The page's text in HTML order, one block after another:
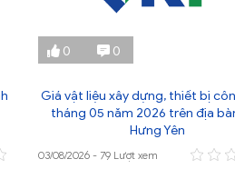
0 0
Giá vật liệu xây dựng, thiết bị
tháng 05 năm 2026 trên địa
Hưng Yên
03/08/2026 - 79 Lượt xem